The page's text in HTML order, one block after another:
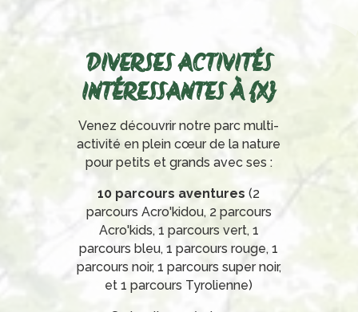
DIVERSES ACTIVITÉS
INTÉRESSANTES À {X}
Venez découvrir notre parc multi-
activité en plein cœur de la nature
pour petits et grands avec ses :
10 parcours aventures(2
parcours Acro'kidou, 2 parcours
Acro'kids, 1 parcours vert, 1
parcours bleu, 1 parcours rouge, 1
parcours noir, 1 parcours super noir,
et 1 parcours Tyrolienne)